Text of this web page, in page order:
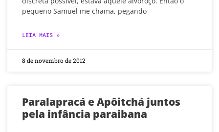
pequeno Samuel me chama, pegando
LEIA MAIS »
8 de novembro de 2012
Paralapracá e Apôitchá juntos
pela infância paraibana